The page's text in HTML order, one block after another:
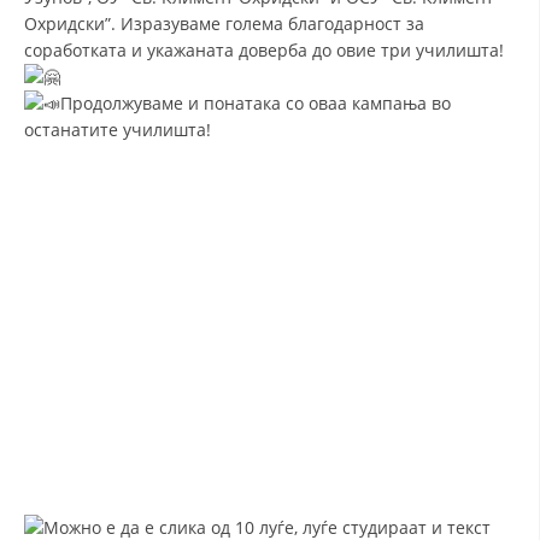
ДИСЕМИНАЦИЈА
МЕЃУНАРОДНА СОРАБОТКА
Охридски”. Изразуваме голема благодарност за
соработката и укажаната доверба до овие три училишта!
Продолжуваме и понатака со оваа кампања во
останатите училишта!